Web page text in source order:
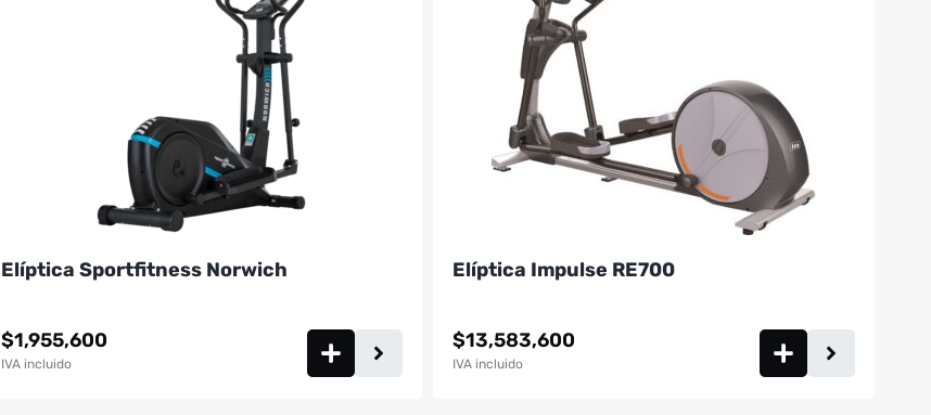
Elíptica Sportfitness Norwich
$1,955,600
IVA incluido
Elíptica Impulse RE700
$13,583,600
IVA incluido